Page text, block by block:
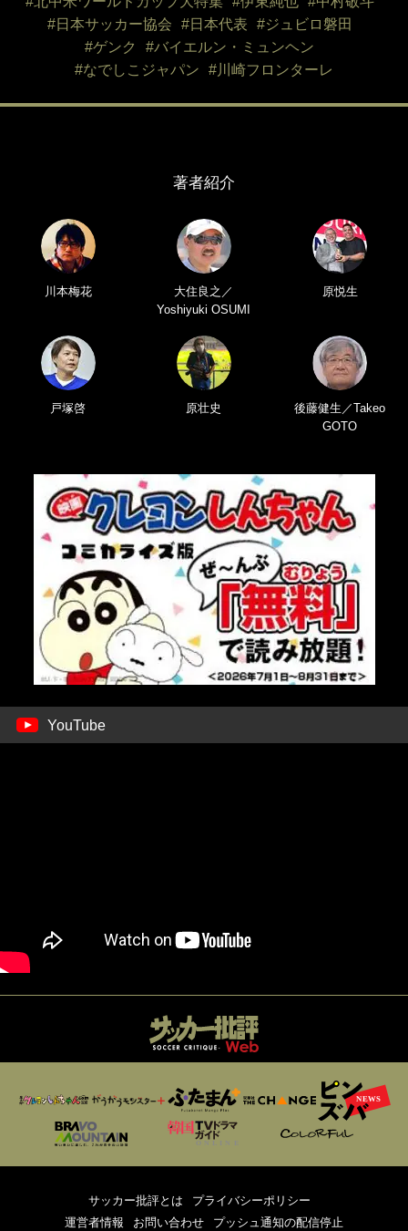
#日本サッカー協会
#日本代表
#ジュビロ磐田
#ゲンク
#バイエルン・ミュンヘン
#なでしこジャパン
#川崎フロンターレ
著者紹介
川本梅花
大住良之／
Yoshiyuki OSUMI
原悦生
戸塚啓 原壮史
後藤健生／Takeo
GOTO
YouTube
サッカー批評とは
プライバシーポリシー
運営者情報
お問い合わせ プッシュ通知の配信停止